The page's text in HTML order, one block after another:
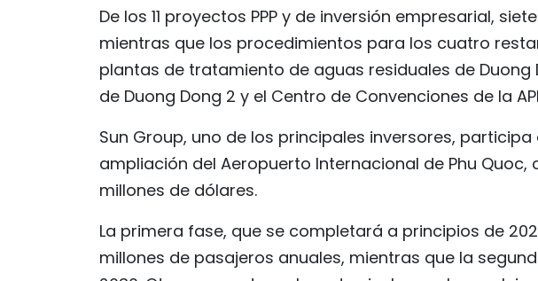
De los 11 proyectos PPP y de inversión empresarial,
mientras que los procedimientos para los cuatro
plantas de tratamiento de aguas residuales de Duong
de Duong Dong 2 y el Centro de Convenciones de la
Sun Group, uno de los principales inversores,
ampliación del Aeropuerto Internacional de Phu
millones de dólares.
La primera fase, que se completará a principios de
millones de pasajeros anuales, mientras que la